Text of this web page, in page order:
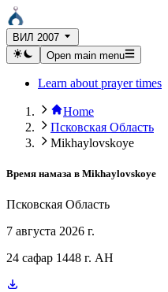
ВИЛ 2007
Open main menu
Learn about prayer times
Home
Псковская Область
Mikhaylovskoye
Время намаза в Mikhaylovskoye
Псковская Область
7 августа 2026 г.
24 сафар 1448 г. AH